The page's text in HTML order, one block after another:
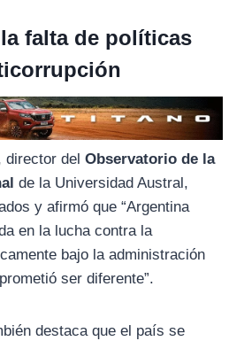
falta de políticas
director del Observatorio de la
de la Universidad Austral,
y afirmó que “Argentina
en la lucha contra la
bajo la administración
ser diferente”.
destaca que el país se